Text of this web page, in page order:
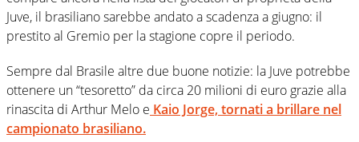
Juve, il brasiliano sarebbe andato a scadenza a giugno: il
prestito al Gremio per la stagione copre il periodo.
Sempre dal Brasile altre due buone notizie: la Juve potrebbe
ottenere un “tesoretto” da circa 20 milioni di euro grazie alla
rinascita di Arthur Melo e Kaio Jorge, tornati a brillare nel
campionato brasiliano.